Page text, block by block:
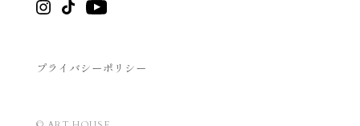
プライバシーポリシー